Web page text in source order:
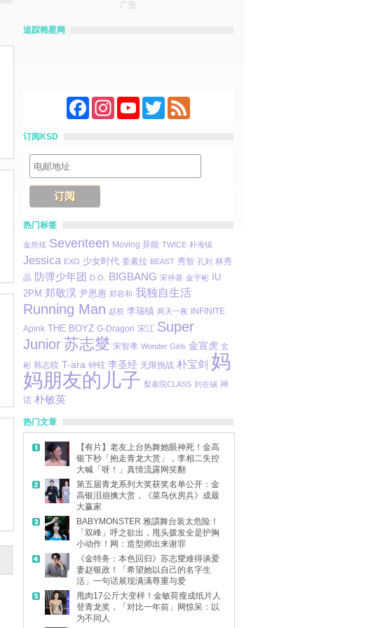
广告
追踪韩星网
FacebookInstagramYouTubeTwitterFeed
订阅KSD
热门标签
金所炫 Seventeen Moving 异能 TWICE 朴海镇
Jessica EXO 少女时代 姜素拉 BEAST 秀智 孔刘 林秀
晶 防弹少年团 D.O. BIGBANG 宋仲基 金宇彬
IU
2PM 郑敬淏 尹恩惠 郑容和 我独自生活
Running Man 赵权 李瑞镇 两天一夜
INFINITE
Apink THE BOYZ G-Dragon 宋江 Super
Junior 苏志燮 宋智孝 Wonder Girls 金宣虎 玄
彬 韩志旼 T-ara 钟铉 李圣经 无限挑战 朴宝剑 妈
妈朋友的儿子 梨泰院CLASS 刘在锡 神
话 朴敏英
热门文章
【有片】老友上台热舞她眼神死！金高
银下秒「抱走青龙大赏」，李相二失控
大喊「呀！」真情流露网笑翻
第五届青龙系列大奖获奖名单公开：金
高银泪崩擒大赏，《菜鸟伙房兵》成最
大赢家
BABYMONSTER 雅譞舞台装太危险！
「双峰」呼之欲出，甩头拨发全是护胸
小动作！网：造型师出来谢罪
《金特务：本色回归》苏志燮难得谈爱
妻赵银政！「希望她以自己的名字生
活」一句话展现满满尊重与爱
甩肉17公斤大变样！金敏荷瘦成纸片人
登青龙奖，「对比一年前」网惊呆：以
为不同人